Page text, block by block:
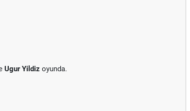
Ugur Yildiz oyunda.